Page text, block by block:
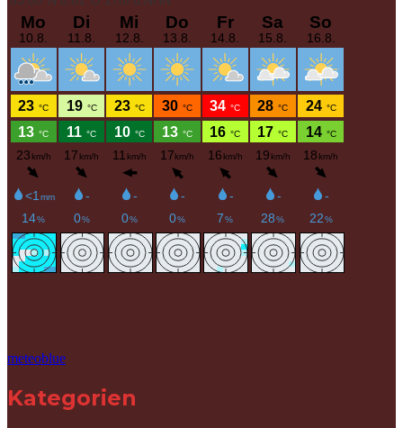
meteoblue
Kategorien